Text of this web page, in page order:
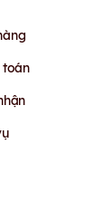
toán